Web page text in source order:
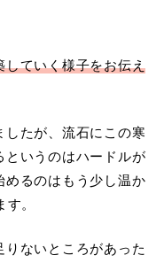
ていく様子をお伝え
たが、流石にこの寒
いうのはハードルが
るのはもう少し温か
。
ないところがあった